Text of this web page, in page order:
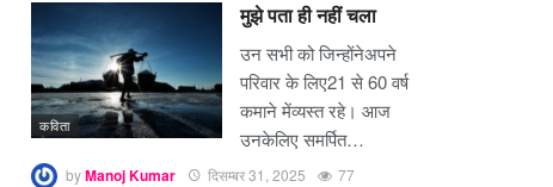
कविता
मुझे पता ही नहीं चला
उन सभी को जिन्होंनेअपने
परिवार के लिए21 से 60 वर्ष
कमाने मेंव्यस्त रहे। आज
उनकेलिए समर्पित…
byManoj Kumar दिसम्बर 31, 2025 77